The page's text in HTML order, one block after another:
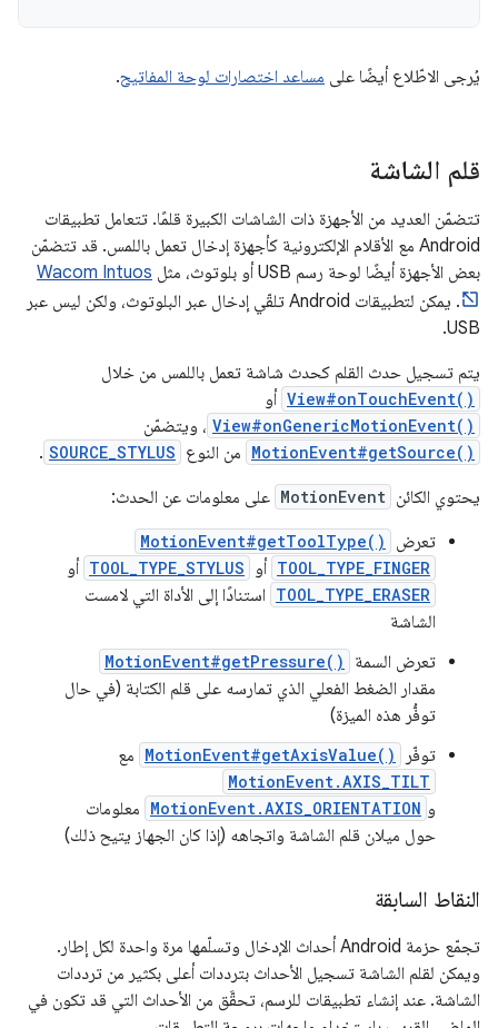
يُرجى الاطّلاع أيضًا على مساعد اختصارات لوحة المفاتيح.
قلم الشاشة
تتضمّن العديد من الأجهزة ذات الشاشات الكبيرة قلمًا. تتعامل تطبيقات
Android مع الأقلام الإلكترونية كأجهزة إدخال تعمل باللمس. قد تتضمّن
بعض الأجهزة أيضًا لوحة رسم USB أو بلوتوث، مثل
Wacom Intuos
. يمكن لتطبيقات Android تلقّي إدخال عبر البلوتوث، ولكن ليس عبر
USB.
يتم تسجيل حدث القلم كحدث شاشة تعمل باللمس من خلال
View#onTouchEvent() أو
View#onGenericMotionEvent() ، ويتضمّن
MotionEvent#getSource() من النوع SOURCE_STYLUS
.
يحتوي الكائن MotionEvent على معلومات عن الحدث:
تعرض
MotionEvent#getToolType()
TOOL_TYPE_FINGER أو TOOL_TYPE_STYLUS أو
TOOL_TYPE_ERASER استنادًا إلى الأداة التي لامست
الشاشة
تعرض السمة
MotionEvent#getPressure()
مقدار الضغط الفعلي الذي تمارسه على قلم الكتابة (في حال
توفُّر هذه الميزة)
توفّر
MotionEvent#getAxisValue() مع
MotionEvent.AXIS_TILT
و MotionEvent.AXIS_ORIENTATION معلومات
حول ميلان قلم الشاشة واتجاهه (إذا كان الجهاز يتيح ذلك)
النقاط السابقة
تجمّع حزمة Android أحداث الإدخال وتسلّمها مرة واحدة لكل إطار.
ويمكن لقلم الشاشة تسجيل الأحداث بترددات أعلى بكثير من ترددات
الشاشة. عند إنشاء تطبيقات للرسم، تحقَّق من الأحداث التي قد تكون في